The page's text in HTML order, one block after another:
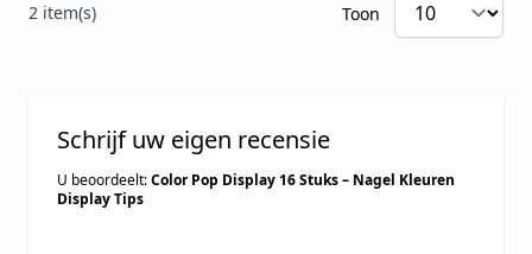
2 item(s) Toon
Schrijf uw eigen recensie
U beoordeelt:Color Pop Display 16 Stuks – Nagel Kleuren
Display Tips